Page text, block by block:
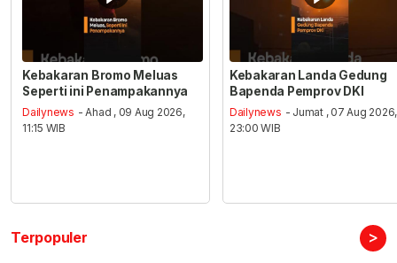
Kebakaran Bromo Meluas
Seperti ini Penampakannya
Dailynews - Ahad , 09 Aug 2026,
11:15 WIB
Kebakaran Landa Gedung
Bapenda Pemprov DKI
Dailynews - Jumat , 07 Aug 2026,
23:00 WIB
Terpopuler >